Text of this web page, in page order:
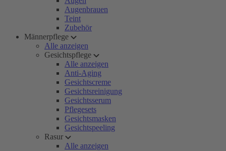
Augenbrauen
Teint
Zubehör
Männerpflege
Alle anzeigen
Gesichtspflege
Alle anzeigen
Anti-Aging
Gesichtscreme
Gesichtsreinigung
Gesichtsserum
Pflegesets
Gesichtsmasken
Gesichtspeeling
Rasur
Alle anzeigen